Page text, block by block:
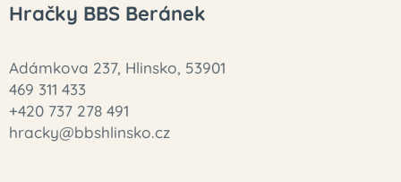
Hračky BBS Beránek
Adámkova 237, Hlinsko, 53901
469 311 433
+420 737 278 491
hracky@bbshlinsko.cz